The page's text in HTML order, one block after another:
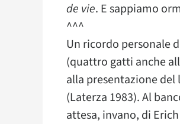
de vie. E sappiamo
^^^
Un ricordo personale
(quattro gatti anche
alla presentazione del
(Laterza 1983). Al
attesa, invano, di